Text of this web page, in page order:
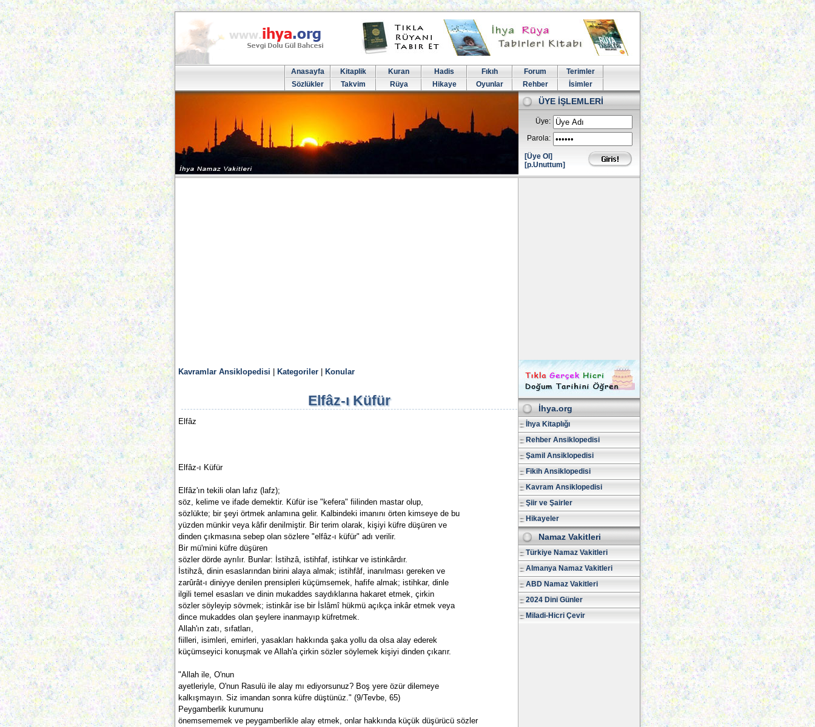
Anasayfa Kitaplik Kuran Hadis Fıkıh Forum
Terimler
Sözlükler
Takvim Rüya Hikaye Oyunlar Rehber İsimler
ÜYE İŞLEMLERİ
Üye:
Parola:
[Üye Ol]
[p.Unuttum]
Kavramlar Ansiklopedisi Kategoriler Konular
Elfâz-ı Küfür
Elfâz
Elfâz-ı Küfür
Elfâz'ın tekili olan lafız (lafz);
söz, kelime ve ifade demektir. Küfür ise "kefera" fiilinden mastar olup,
sözlükte; bir şeyi örtmek anlamına gelir. Kalbindeki imanını örten kimseye de bu
yüzden münkir veya kâfir denilmiştir. Bir terim olarak, kişiyi küfre düşüren ve
dinden çıkmasına sebep olan sözlere "elfâz-ı küfür" adı verilir.
Bir mü'mini küfre düşüren
sözler dörde ayrılır. Bunlar: İstihzâ, istihfaf, istihkar ve istinkârdır.
İstihzâ, dinin esaslarından birini alaya almak; istihfâf, inanılması gereken ve
zarûrât-ı diniyye denilen prensipleri küçümsemek, hafife almak; istihkar, dinle
ilgili temel esasları ve dinin mukaddes saydıklarına hakaret etmek, çirkin
sözler söyleyip sövmek; istinkâr ise bir İslâmî hükmü açıkça inkâr etmek veya
dince mukaddes olan şeylere inanmayıp küfretmek.
Allah'ın zatı, sıfatları,
fiilleri, isimleri, emirleri, yasakları hakkında şaka yollu da olsa alay ederek
küçümseyici konuşmak ve Allah'a çirkin sözler söylemek kişiyi dinden çıkarır.
"Allah ile, O'nun
ayetleriyle, O'nun Rasulü ile alay mı ediyorsunuz? Boş yere özür dilemeye
kalkışmayın. Siz imandan sonra küfre düştünüz." (9/Tevbe, 65)
Peygamberlik kurumunu
önemsememek ve peygamberlikle alay etmek, onlar hakkında küçük düşürücü sözler
İhya.org
İhya Kitaplığı
Rehber Ansiklopedisi
Şamil Ansiklopedisi
Fikih Ansiklopedisi
Kavram Ansiklopedisi
Şiir ve Şairler
Hikayeler
Namaz Vakitleri
Türkiye Namaz Vakitleri
Almanya Namaz Vakitleri
ABD Namaz Vakitleri
2024 Dini Günler
Miladi-Hicri Çevir